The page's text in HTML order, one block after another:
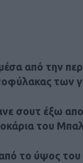
από την
των
σουτ έξω
του
το ύψος του